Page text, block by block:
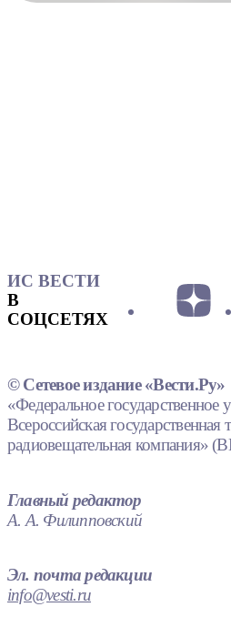
ИС ВЕСТИ
В
СОЦСЕТЯХ
© Сетевое издание «Вести.Ру»
«Федеральное государственное
Всероссийская государственная
радиовещательная компания»
Главный редактор
А. А. Филипповский
Эл. почта редакции
info@vesti.ru